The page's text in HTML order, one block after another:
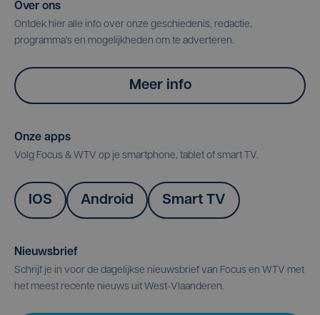
Over ons
Ontdek hier alle info over onze geschiedenis, redactie,
programma's en mogelijkheden om te adverteren.
Meer info
Onze apps
Volg Focus & WTV op je smartphone, tablet of smart TV.
IOS Android Smart TV
Nieuwsbrief
Schrijf je in voor de dagelijkse nieuwsbrief van Focus en WTV met
het meest recente nieuws uit West-Vlaanderen.